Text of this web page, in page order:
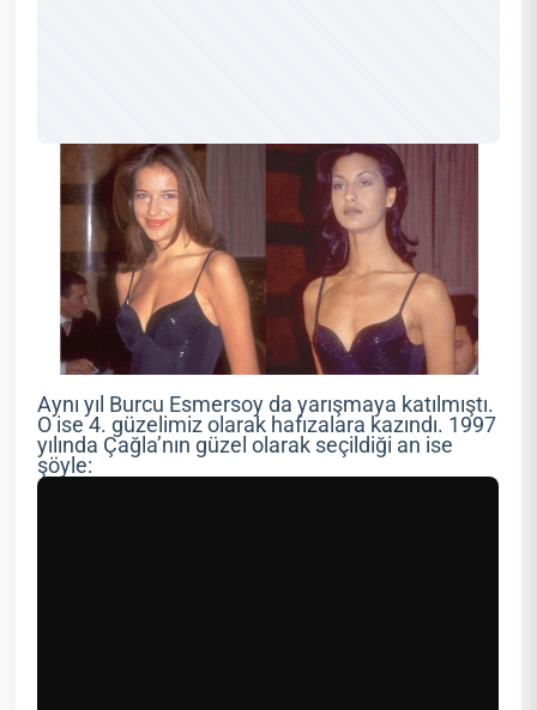
Aynı yıl Burcu Esmersoy da yarışmaya katılmıştı.
O ise 4. güzelimiz olarak hafızalara kazındı. 1997
yılında Çağla’nın güzel olarak seçildiği an ise
şöyle: